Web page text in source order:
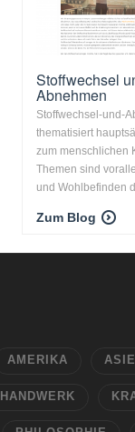
Stoffwechsel
Abnehmen
Stoffwechsel-und-
thematisiert
zum menschlichen
Themen sind
und Wohlbefinden
Zum Blog
AMERIKA
HANDWERK